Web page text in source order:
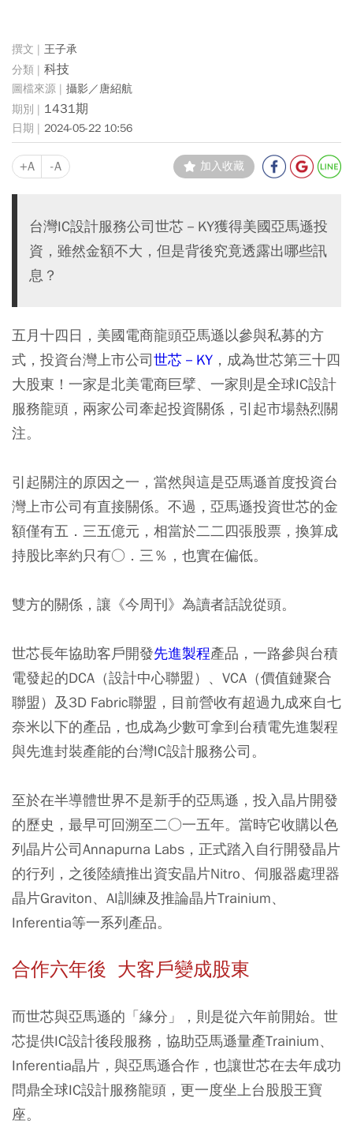
王子承
科技
攝影／唐紹航
1431期
2024-05-22 10:56
+A -A 加入收藏
台灣IC設計服務公司世芯－KY獲得美國亞馬遜投
資，雖然金額不大，但是背後究竟透露出哪些訊
息？
五月十四日，美國電商龍頭亞馬遜以參與私募的方
式，投資台灣上市公司世芯－KY ，成為世芯第三十四
大股東！一家是北美電商巨擘、一家則是全球IC設計
服務龍頭，兩家公司牽起投資關係，引起市場熱烈關
注。
引起關注的原因之一，當然與這是亞馬遜首度投資台
灣上市公司有直接關係。不過，亞馬遜投資世芯的金
額僅有五．三五億元，相當於二二四張股票，換算成
持股比率約只有○．三％，也實在偏低。
雙方的關係，讓《今周刊》為讀者話說從頭。
世芯長年協助客戶開發先進製程產品，一路參與台積
電發起的DCA（設計中心聯盟）、VCA（價值鏈聚合
聯盟）及3D Fabric聯盟，目前營收有超過九成來自七
奈米以下的產品，也成為少數可拿到台積電先進製程
與先進封裝產能的台灣IC設計服務公司。
至於在半導體世界不是新手的亞馬遜，投入晶片開發
的歷史，最早可回溯至二○一五年。當時它收購以色
列晶片公司Annapurna Labs，正式踏入自行開發晶片
的行列，之後陸續推出資安晶片Nitro、伺服器處理器
晶片Graviton、AI訓練及推論晶片Trainium、
Inferentia等一系列產品。
合作六年後 大客戶變成股東
而世芯與亞馬遜的「緣分」，則是從六年前開始。世
芯提供IC設計後段服務，協助亞馬遜量產Trainium、
Inferentia晶片，與亞馬遜合作，也讓世芯在去年成功
問鼎全球IC設計服務龍頭，更一度坐上台股股王寶
座。